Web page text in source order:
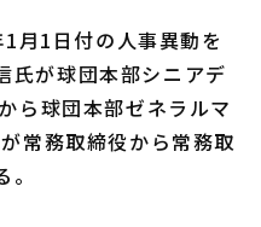
ズ
ス
月1日付の人事異動を
氏が球団本部シニアデ
ら球団本部ゼネラルマ
常務取締役から常務取